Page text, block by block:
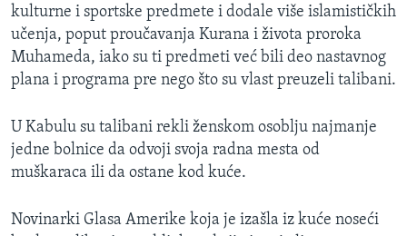
kulturne i sportske predmete i dodale više islamističkih
učenja, poput proučavanja Kurana i života proroka
Muhameda, iako su ti predmeti već bili deo nastavnog
plana i programa pre nego što su vlast preuzeli talibani.
U Kabulu su talibani rekli ženskom osoblju najmanje
jedne bolnice da odvoji svoja radna mesta od
muškaraca ili da ostane kod kuće.
Novinarki Glasa Amerike koja je izašla iz kuće noseći